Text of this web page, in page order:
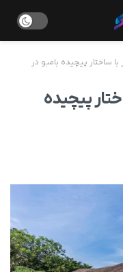
ساختار پیچیده بامبو در
پیچیده